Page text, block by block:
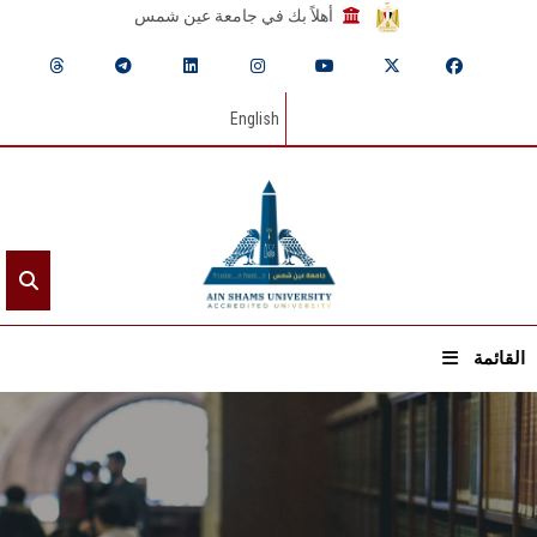
أهلاً بك في جامعة عين شمس
English
القائمة
الرئيسيـة
عن الجامعة